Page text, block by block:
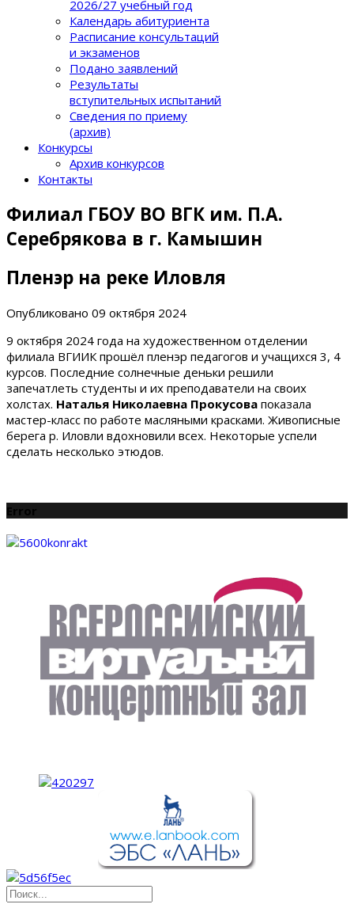
2026/27 учебный год
Календарь абитуриента
Расписание консультаций
и экзаменов
Подано заявлений
Результаты
вступительных испытаний
Сведения по приему
(архив)
Конкурсы
Архив конкурсов
Контакты
Филиал ГБОУ ВО ВГК им. П.А.
Серебрякова в г. Камышин
Пленэр на реке Иловля
Опубликовано 09 октября 2024
9 октября 2024 года на художественном отделении
филиала ВГИИК прошёл пленэр педагогов и учащихся 3, 4
курсов. Последние солнечные деньки решили
запечатлеть студенты и их преподаватели на своих
холстах. Наталья Николаевна Прокусова показала
мастер-класс по работе масляными красками. Живописные
берега р. Иловли вдохновили всех. Некоторые успели
сделать несколько этюдов.
Error